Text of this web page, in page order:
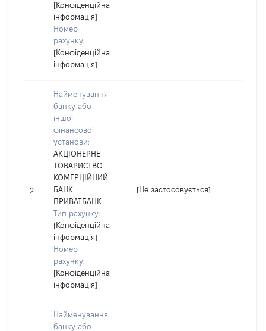
[Конфіденційна
інформація]
Номер
рахунку:
[Конфіденційна
інформація]
2
Найменування
банку або
іншої
фінансової
установи:
АКЦІОНЕРНЕ
ТОВАРИСТВО
КОМЕРЦІЙНИЙ
БАНК
ПРИВАТБАНК
Тип рахунку:
[Конфіденційна
інформація]
Номер
рахунку:
[Конфіденційна
інформація]
[Не застосовується]
Найменування
банку або